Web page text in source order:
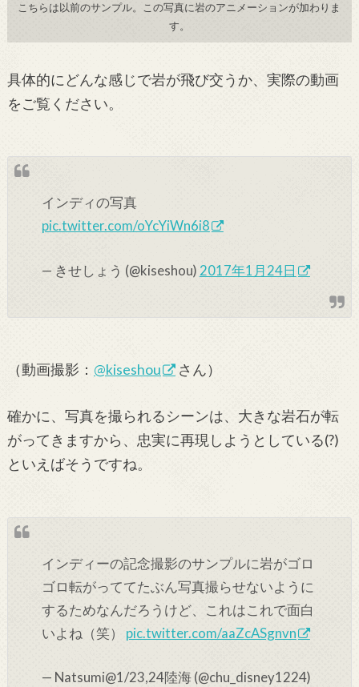
こちらは以前のサンプル。この写真に岩のアニメーションが加わりま
す。
具体的にどんな感じで岩が飛び交うか、実際の動画
をご覧ください。
インディの写真
pic.twitter.com/oYcYiWn6i8
— きせしょう (@kiseshou) 2017年1月24日
（動画撮影： @kiseshou さん）
確かに、写真を撮られるシーンは、大きな岩石が転
がってきますから、忠実に再現しようとしている(?)
といえばそうですね。
インディーの記念撮影のサンプルに岩がゴロ
ゴロ転がっててたぶん写真撮らせないように
するためなんだろうけど、これはこれで面白
いよね（笑） pic.twitter.com/aaZcASgnvn
— Natsumi@1/23,24陸海 (@chu_disney1224)